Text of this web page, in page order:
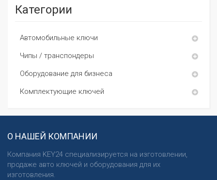
Категории
Автомобильные ключи
Чипы / транспондеры
Оборудование для бизнеса
Комплектующие ключей
О НАШЕЙ КОМПАНИИ
Компания KEY24 специализируется на изготовлении,
продаже авто ключей и оборудования для их
изготовления.